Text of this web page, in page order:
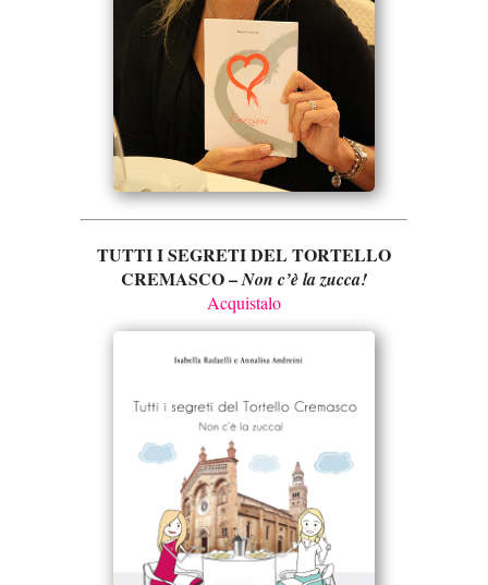
TUTTI I SEGRETI DEL TORTELLO
CREMASCO –Non c’è la zucca!
Acquistalo